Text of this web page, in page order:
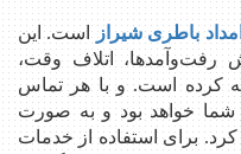
امداد باطری شیراز است. این
رفت‌وآمدها، اتلاف وقت،
کرده است. و با هر تماس
در کنار شما خواهد بود و به صورت
برای استفاده از خدمات